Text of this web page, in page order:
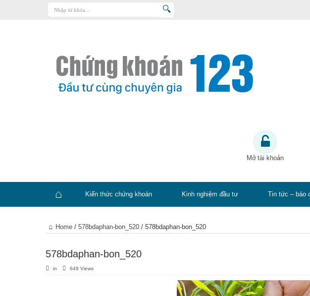
Kiến thức chứng khoán
Kinh nghiệm đầu tư
Tin tức – báo cáo phân tích
Mở tài khoản
Trang
chủ
Kiến thức chứng khoán Kinh nghiệm đầu tư Tin tức – báo
Home / 578bdaphan-bon_520 / 578bdaphan-bon_520
578bdaphan-bon_520
in 649 Views